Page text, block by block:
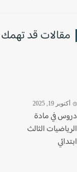
قد تهمك
19, 2025
في مادة
الثالث